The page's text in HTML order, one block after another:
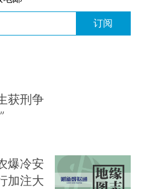
订阅
获刑争
爆冷安
加注大